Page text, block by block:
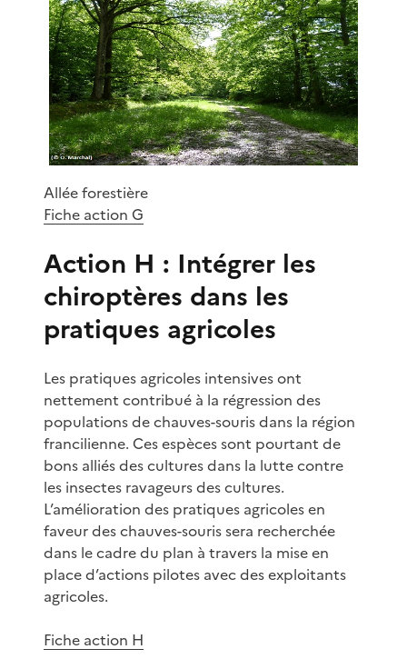
Allée forestière
Fiche action G
Action H : Intégrer les
chiroptères dans les
pratiques agricoles
Les pratiques agricoles intensives ont
nettement contribué à la régression des
populations de chauves-souris dans la région
francilienne. Ces espèces sont pourtant de
bons alliés des cultures dans la lutte contre
les insectes ravageurs des cultures.
L’amélioration des pratiques agricoles en
faveur des chauves-souris sera recherchée
dans le cadre du plan à travers la mise en
place d’actions pilotes avec des exploitants
agricoles.
Fiche action H